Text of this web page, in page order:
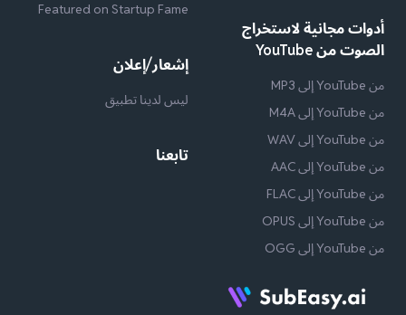
أدوات مجانية لاستخراج
الصوت من YouTube
من YouTube إلى MP3
من YouTube إلى M4A
من YouTube إلى WAV
من YouTube إلى AAC
من YouTube إلى FLAC
من YouTube إلى OPUS
من YouTube إلى OGG
Featured on Startup Fame
إشعار/إعلان
ليس لدينا تطبيق
تابعنا